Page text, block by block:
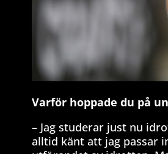
Varför hoppade du på
– Jag studerar just nu
alltid känt att jag passar